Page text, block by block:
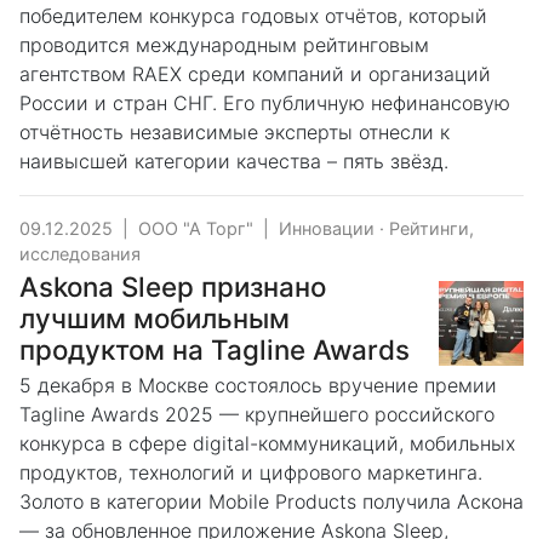
победителем конкурса годовых отчётов, который
проводится международным рейтинговым
агентством RAEX среди компаний и организаций
России и стран СНГ. Его публичную нефинансовую
отчётность независимые эксперты отнесли к
наивысшей категории качества – пять звёзд.
09.12.2025 ООО "А Торг" Инновации · Рейтинги,
исследования
Askona Sleep признано
лучшим мобильным
продуктом на Tagline Awards
5 декабря в Москве состоялось вручение премии
Tagline Awards 2025 — крупнейшего российского
конкурса в сфере digital-коммуникаций, мобильных
продуктов, технологий и цифрового маркетинга.
Золото в категории Mobile Products получила Аскона
— за обновленное приложение Askona Sleep,